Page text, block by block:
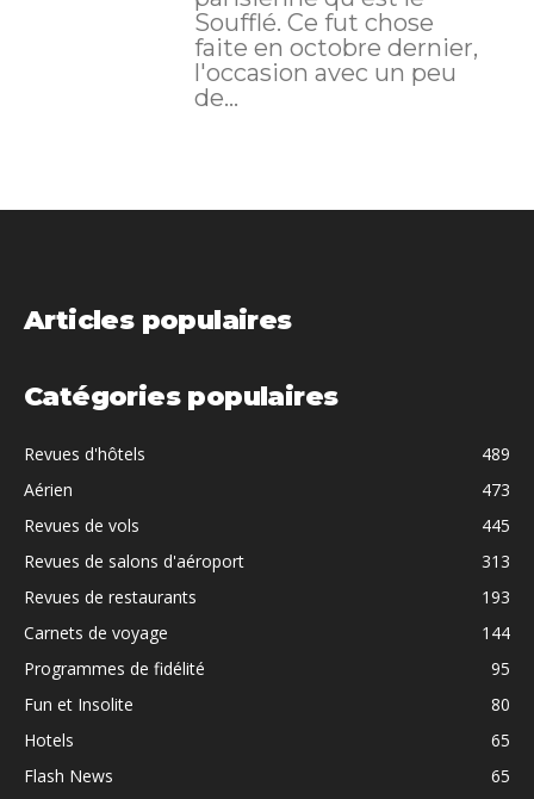
Soufflé. Ce fut chose
faite en octobre dernier,
l'occasion avec un peu
de...
Articles populaires
Catégories populaires
Revues d'hôtels
489
Aérien
473
Revues de vols
445
Revues de salons d'aéroport
313
Revues de restaurants
193
Carnets de voyage
144
Programmes de fidélité
95
Fun et Insolite
80
Hotels
65
Flash News
65